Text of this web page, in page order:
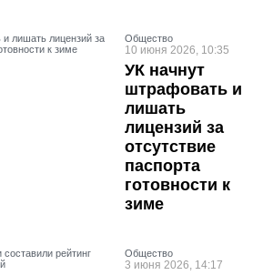
Общество
10 июня 2026, 10:35
УК начнут
штрафовать и
лишать
лицензий за
отсутствие
паспорта
готовности к
зиме
Общество
3 июня 2026, 14:17